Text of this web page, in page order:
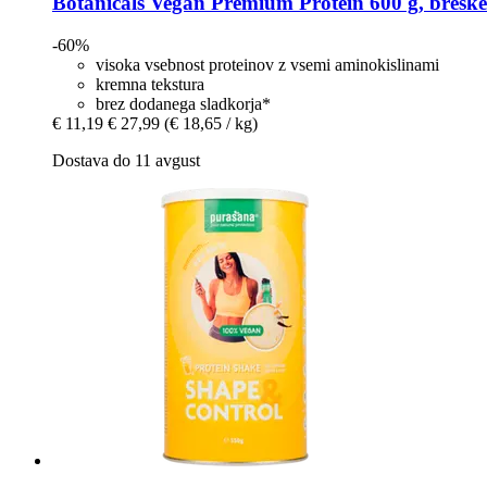
-60%
visoka vsebnost proteinov z vsemi aminokislinami
kremna tekstura
brez dodanega sladkorja*
€ 11,19 € 27,99 (€ 18,65 / kg)
Dostava do 11 avgust